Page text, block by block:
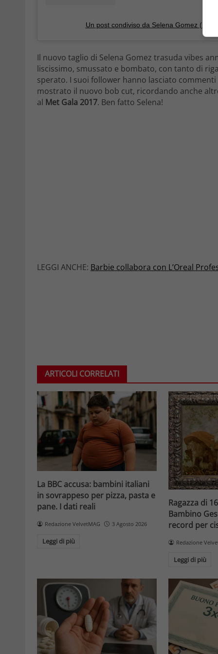
Un post condiviso da Selena Gomez
Il nuovo taglio di Selena Gomez trasuda vibes
liscissimo, smussato e bombato, con tanto di
sperato. I suoi follower hanno lasciato
mostrato il nuovo bob cut, ricordando anche
al Met Gala 2017. Ben fatto Selena!
LEGGI ANCHE: Barbie collabora con L’Oreal
ARTICOLI CORRELATI
La BBC accusa: bambini italiani
in sovrappeso per pizza, pasta e
pane. I dati reali
Redazione VelvetMAG 3 Agosto 2026
Leggi di più
Ragazza di
Bambino
record per
Redazione
Leggi di più